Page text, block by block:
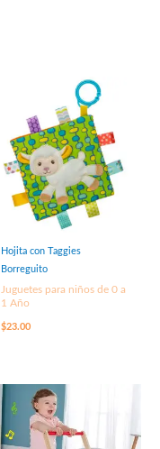
Hojita con Taggies
Borreguito
Juguetes para niños de 0 a
1 Año
$23.00